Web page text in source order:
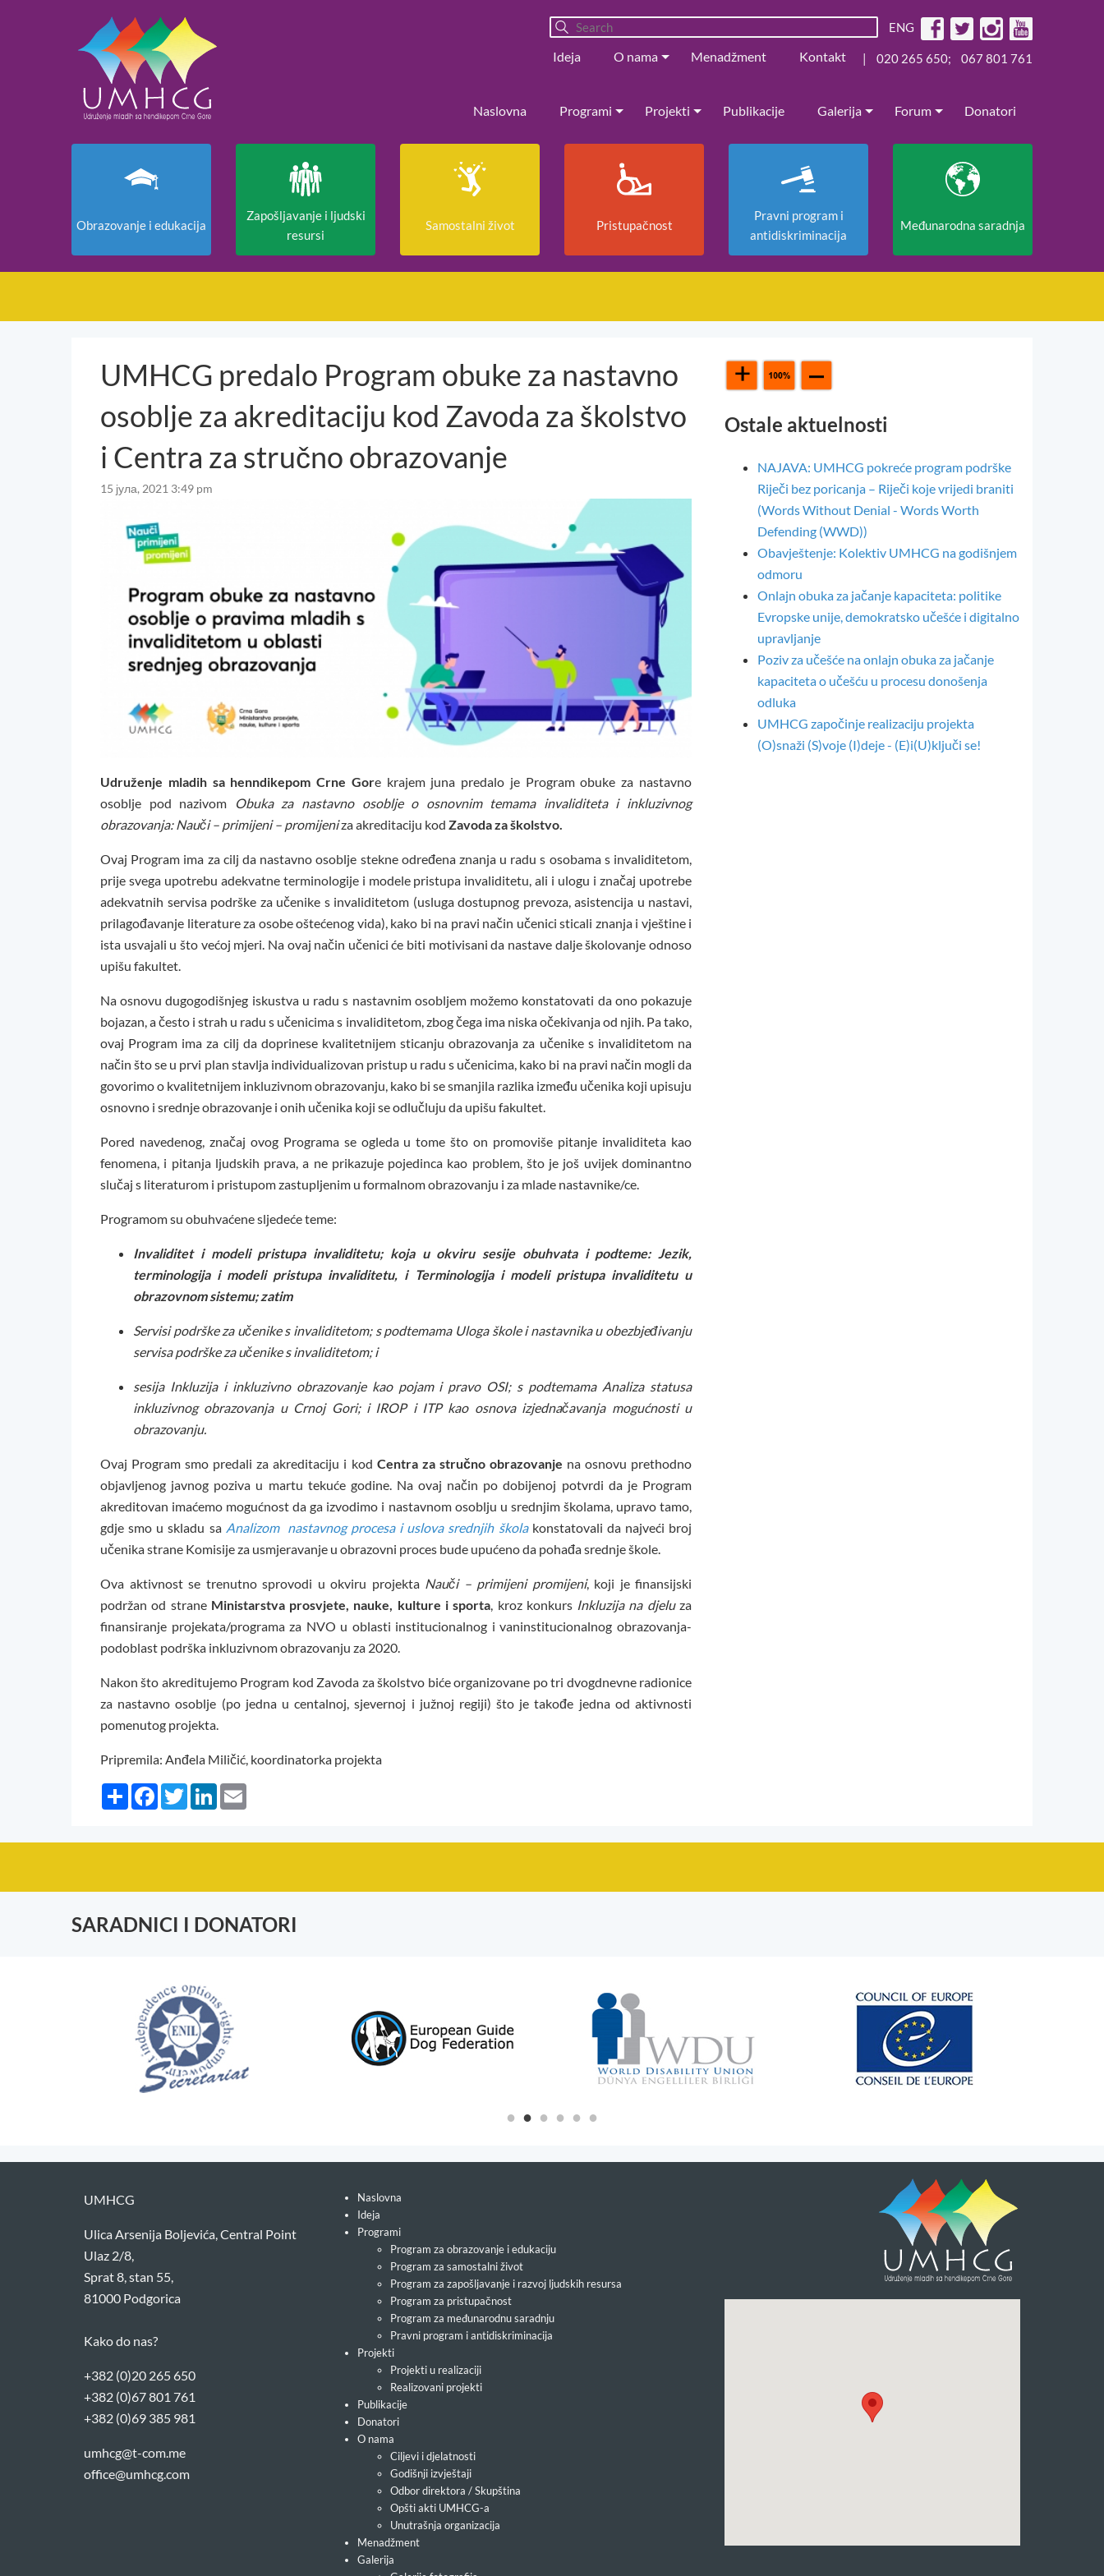
ENG
Ideja O nama Menadžment Kontakt | 020 265 650; 067 801 761
Naslovna Programi Projekti Publikacije Galerija Forum Donatori
Obrazovanje i edukacija
Zapošljavanje i ljudski
resursi
Samostalni život Pristupačnost
Pravni program i
antidiskriminacija
Međunarodna saradnja
UMHCG predalo Program obuke za nastavno
osoblje za akreditaciju kod Zavoda za školstvo
i Centra za stručno obrazovanje
15 јула, 2021 3:49 pm
Udruženje mladih sa henndikepom Crne Gore krajem juna predalo je Program obuke za nastavno
osoblje pod nazivom
Obuka za nastavno osoblje o osnovnim temama invaliditeta i inkluzivnog
obrazovanja: Nauči – primijeni – promijeniza akreditaciju kod Zavoda za školstvo.
Ovaj Program ima za cilj da nastavno osoblje stekne određena znanja u radu s osobama s invaliditetom,
prije svega upotrebu adekvatne terminologije i modele pristupa invaliditetu, ali i ulogu i značaj upotrebe
adekvatnih servisa podrške za učenike s invaliditetom (usluga dostupnog prevoza, asistencija u nastavi,
prilagođavanje literature za osobe oštećenog vida), kako bi na pravi način učenici sticali znanja i vještine i
ista usvajali u što većoj mjeri. Na ovaj način učenici će biti motivisani da nastave dalje školovanje odnoso
upišu fakultet.
Na osnovu dugogodišnjeg iskustva u radu s nastavnim osobljem možemo konstatovati da ono pokazuje
bojazan, a često i strah u radu s učenicima s invaliditetom, zbog čega ima niska očekivanja od njih. Pa tako,
ovaj Program ima za cilj da doprinese kvalitetnijem sticanju obrazovanja za učenike s invaliditetom na
način što se u prvi plan stavlja individualizovan pristup u radu s učenicima, kako bi na pravi način mogli da
govorimo o kvalitetnijem inkluzivnom obrazovanju, kako bi se smanjila razlika između učenika koji upisuju
osnovno i srednje obrazovanje i onih učenika koji se odlučluju da upišu fakultet.
Pored navedenog, značaj ovog Programa se ogleda u tome što on promoviše pitanje invaliditeta kao
fenomena, i pitanja ljudskih prava, a ne prikazuje pojedinca kao problem, što je još uvijek dominantno
slučaj s literaturom i pristupom zastupljenim u formalnom obrazovanju i za mlade nastavnike/ce.
Programom su obuhvaćene sljedeće teme:
Invaliditet i modeli pristupa invaliditetu; koja u okviru sesije obuhvata i podteme: Jezik,
terminologija i modeli pristupa invaliditetu, i Terminologija i modeli pristupa invaliditetu u
obrazovnom sistemu; zatim
Servisi podrške za učenike s invaliditetom;s podtemama Uloga škole i nastavnika u obezbjeđivanju
servisa podrške za učenike s invaliditetom; i
sesija Inkluzija i inkluzivno obrazovanje kao pojam i pravo OSI; s podtemama Analiza statusa
inkluzivnog obrazovanja u Crnoj Gori; i IROP i ITP kao osnova izjednačavanja mogućnosti u
obrazovanju.
Ovaj Program smo predali za akreditaciju i kod Centra za stručno obrazovanje na osnovu prethodno
objavljenog javnog poziva u martu tekuće godine. Na ovaj način po dobijenoj potvrdi da je Program
akreditovan imaćemo mogućnost da ga izvodimo i nastavnom osoblju u srednjim školama, upravo tamo,
gdje smo u skladu sa Analizom nastavnog procesa i uslova srednjih školakonstatovali da najveći broj
učenika strane Komisije za usmjeravanje u obrazovni proces bude upućeno da pohađa srednje škole.
Ova aktivnost se trenutno sprovodi u okviru projekta Nauči – primijeni promijeni, koji je finansijski
podržan od strane Ministarstva prosvjete, nauke, kulture i sporta, kroz konkurs Inkluzija na djeluza
finansiranje projekata/programa za NVO u oblasti institucionalnog i vaninstitucionalnog obrazovanja-
podoblast podrška inkluzivnom obrazovanju za 2020.
Nakon što akreditujemo Program kod Zavoda za školstvo biće organizovane po tri dvogdnevne radionice
za nastavno osoblje (po jedna u centalnoj, sjevernoj i južnoj regiji) što je takođe jedna od aktivnosti
pomenutog projekta.
Pripremila: Anđela Miličić, koordinatorka projekta
Share FacebookTwitterLinkedIn
Ostale aktuelnosti
NAJAVA: UMHCG pokreće program podrške
Riječi bez poricanja – Riječi koje vrijedi braniti
(Words Without Denial - Words Worth
Defending (WWD))
Obavještenje: Kolektiv UMHCG na godišnjem
odmoru
Onlajn obuka za jačanje kapaciteta: politike
Evropske unije, demokratsko učešće i digitalno
upravljanje
Poziv za učešće na onlajn obuka za jačanje
kapaciteta o učešću u procesu donošenja
odluka
UMHCG započinje realizaciju projekta
(O)snaži (S)voje (I)deje - (E)i(U)ključi se!
SARADNICI I DONATORI
UMHCG
Ulica Arsenija Boljevića, Central Point
Ulaz 2/8,
Sprat 8, stan 55,
81000 Podgorica
Kako do nas?
+382 (0)20 265 650
+382 (0)67 801 761
+382 (0)69 385 981
umhcg@t-com.me
office@umhcg.com
Naslovna
Ideja
Programi
Program za obrazovanje i edukaciju
Program za samostalni život
Program za zapošljavanje i razvoj ljudskih resursa
Program za pristupačnost
Program za međunarodnu saradnju
Pravni program i antidiskriminacija
Projekti
Projekti u realizaciji
Realizovani projekti
Publikacije
Donatori
O nama
Ciljevi i djelatnosti
Godišnji izvještaji
Odbor direktora / Skupština
Opšti akti UMHCG-a
Unutrašnja organizacija
Menadžment
Galerija